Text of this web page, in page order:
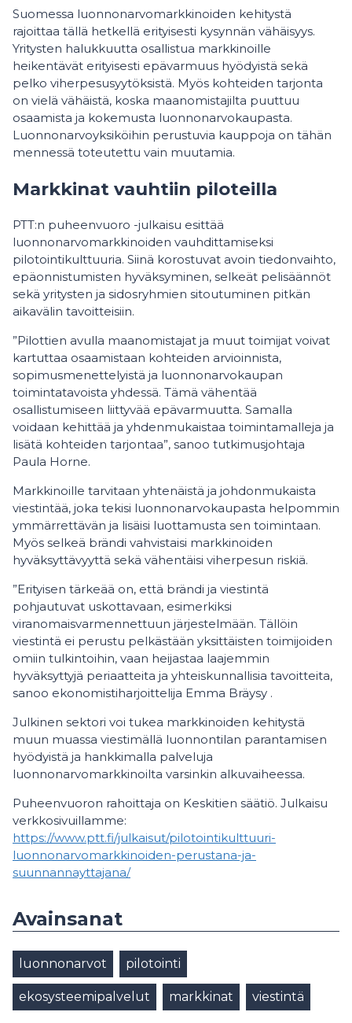
Suomessa luonnonarvomarkkinoiden kehitystä
rajoittaa tällä hetkellä erityisesti kysynnän vähäisyys.
Yritysten halukkuutta osallistua markkinoille
heikentävät erityisesti epävarmuus hyödyistä sekä
pelko viherpesusyytöksistä. Myös kohteiden tarjonta
on vielä vähäistä, koska maanomistajilta puuttuu
osaamista ja kokemusta luonnonarvokaupasta.
Luonnonarvoyksiköihin perustuvia kauppoja on tähän
mennessä toteutettu vain muutamia.
Markkinat vauhtiin piloteilla
PTT:n puheenvuoro -julkaisu esittää
luonnonarvomarkkinoiden vauhdittamiseksi
pilotointikulttuuria. Siinä korostuvat avoin tiedonvaihto,
epäonnistumisten hyväksyminen, selkeät pelisäännöt
sekä yritysten ja sidosryhmien sitoutuminen pitkän
aikavälin tavoitteisiin.
”Pilottien avulla maanomistajat ja muut toimijat voivat
kartuttaa osaamistaan kohteiden arvioinnista,
sopimusmenettelyistä ja luonnonarvokaupan
toimintatavoista yhdessä. Tämä vähentää
osallistumiseen liittyvää epävarmuutta. Samalla
voidaan kehittää ja yhdenmukaistaa toimintamalleja ja
lisätä kohteiden tarjontaa”, sanoo tutkimusjohtaja
Paula Horne.
Markkinoille tarvitaan yhtenäistä ja johdonmukaista
viestintää, joka tekisi luonnonarvokaupasta helpommin
ymmärrettävän ja lisäisi luottamusta sen toimintaan.
Myös selkeä brändi vahvistaisi markkinoiden
hyväksyttävyyttä sekä vähentäisi viherpesun riskiä.
”Erityisen tärkeää on, että brändi ja viestintä
pohjautuvat uskottavaan, esimerkiksi
viranomaisvarmennettuun järjestelmään. Tällöin
viestintä ei perustu pelkästään yksittäisten toimijoiden
omiin tulkintoihin, vaan heijastaa laajemmin
hyväksyttyjä periaatteita ja yhteiskunnallisia tavoitteita,
sanoo ekonomistiharjoittelija Emma Bräysy .
Julkinen sektori voi tukea markkinoiden kehitystä
muun muassa viestimällä luonnontilan parantamisen
hyödyistä ja hankkimalla palveluja
luonnonarvomarkkinoilta varsinkin alkuvaiheessa.
Puheenvuoron rahoittaja on Keskitien säätiö. Julkaisu
verkkosivuillamme:
https://www.ptt.fi/julkaisut/pilotointikulttuuri-
luonnonarvomarkkinoiden-perustana-ja-
suunnannayttajana/
Avainsanat
luonnonarvot pilotointi
ekosysteemipalvelut markkinat viestintä